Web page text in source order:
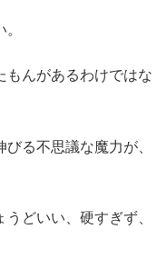
もんがあるわけではな
る不思議な魔力が、
どいい、硬すぎず、